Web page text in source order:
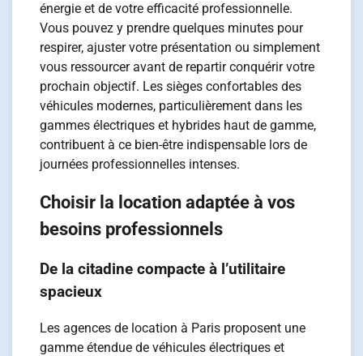
énergie et de votre efficacité professionnelle.
Vous pouvez y prendre quelques minutes pour
respirer, ajuster votre présentation ou simplement
vous ressourcer avant de repartir conquérir votre
prochain objectif. Les sièges confortables des
véhicules modernes, particulièrement dans les
gammes électriques et hybrides haut de gamme,
contribuent à ce bien-être indispensable lors de
journées professionnelles intenses.
Choisir la location adaptée à vos
besoins professionnels
De la citadine compacte à l’utilitaire
spacieux
Les agences de location à Paris proposent une
gamme étendue de véhicules électriques et